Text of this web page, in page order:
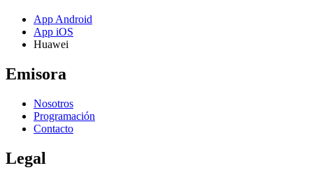
App Android
App iOS
Huawei
Emisora
Nosotros
Programación
Contacto
Legal